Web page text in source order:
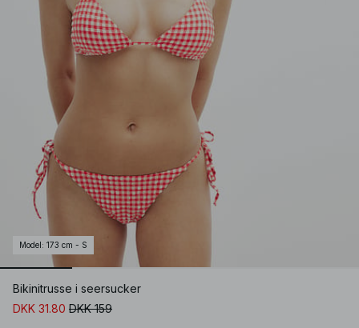
Model : 173 cm - S
Bikinitrusse i seersucker
DKK 31.80 DKK 159